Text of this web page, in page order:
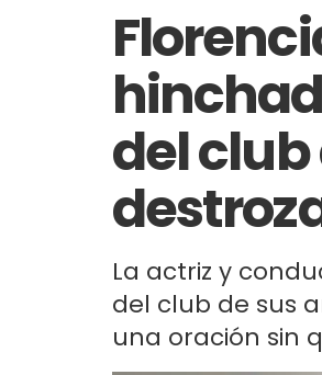
del
La actriz y
del club de sus
una oración sin